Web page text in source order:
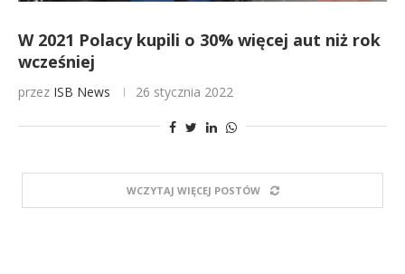
W 2021 Polacy kupili o 30% więcej aut niż rok
wcześniej
przez ISB News 26 stycznia 2022
WCZYTAJ WIĘCEJ POSTÓW